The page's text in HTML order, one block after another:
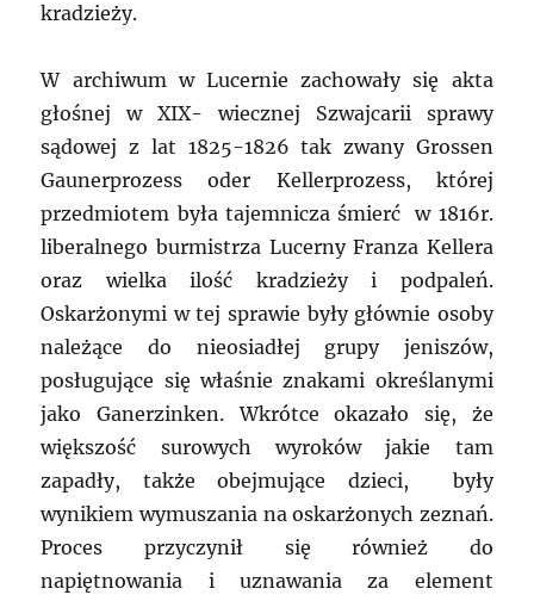
kradzieży.
W archiwum w Lucernie zachowały się akta
głośnej w XIX- wiecznej Szwajcarii sprawy
sądowej z lat 1825-1826 tak zwany Grossen
Gaunerprozess oder Kellerprozess, której
przedmiotem była tajemnicza śmierć w 1816r.
liberalnego burmistrza Lucerny Franza Kellera
oraz wielka ilość kradzieży i podpaleń.
Oskarżonymi w tej sprawie były głównie osoby
należące do nieosiadłej grupy jeniszów,
posługujące się właśnie znakami określanymi
jako Ganerzinken. Wkrótce okazało się, że
większość surowych wyroków jakie tam
zapadły, także obejmujące dzieci, były
wynikiem wymuszania na oskarżonych zeznań.
Proces przyczynił się również do
napiętnowania i uznawania za element